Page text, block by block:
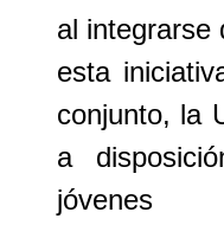
al integrarse
esta
conjunto, la
a